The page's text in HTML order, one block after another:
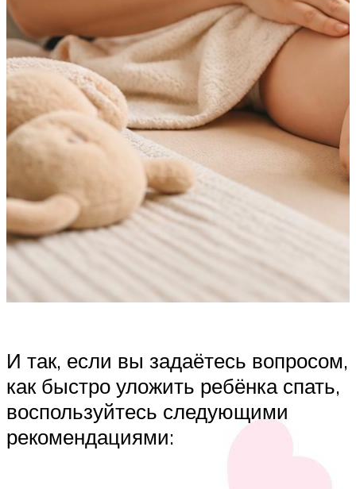
И так, если вы задаётесь вопросом,
как быстро уложить ребёнка спать,
воспользуйтесь следующими
рекомендациями: